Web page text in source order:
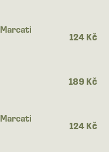
124 Kč
189 Kč
124 Kč